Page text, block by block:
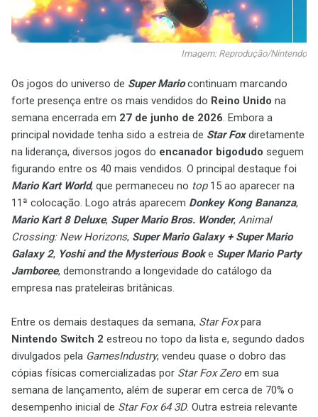
Imagem: Reprodução/Nintendo
Os jogos do universo de Super Mariocontinuam marcando
forte presença entre os mais vendidos do Reino Unido na
semana encerrada em 27 de junho de 2026. Embora a
principal novidade tenha sido a estreia de Star Foxdiretamente
na liderança, diversos jogos do encanador bigodudo seguem
figurando entre os 40 mais vendidos. O principal destaque foi
Mario Kart World, que permaneceu no top15 ao aparecer na
11ª colocação. Logo atrás aparecem Donkey Kong Bananza,
Mario Kart 8 Deluxe, Super Mario Bros. Wonder, Animal
Crossing: New Horizons, Super Mario Galaxy + Super Mario
Galaxy 2, Yoshi and the Mysterious Booke Super Mario Party
Jamboree, demonstrando a longevidade do catálogo da
empresa nas prateleiras britânicas.
Entre os demais destaques da semana, Star Foxpara
Nintendo Switch 2 estreou no topo da lista e, segundo dados
divulgados pela GamesIndustry, vendeu quase o dobro das
cópias físicas comercializadas por Star Fox Zero em sua
semana de lançamento, além de superar em cerca de 70% o
desempenho inicial de Star Fox 64 3D. Outra estreia relevante